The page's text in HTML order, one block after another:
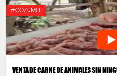
#COZUMEL
VENTA DE CARNE DE ANIMALES SIN